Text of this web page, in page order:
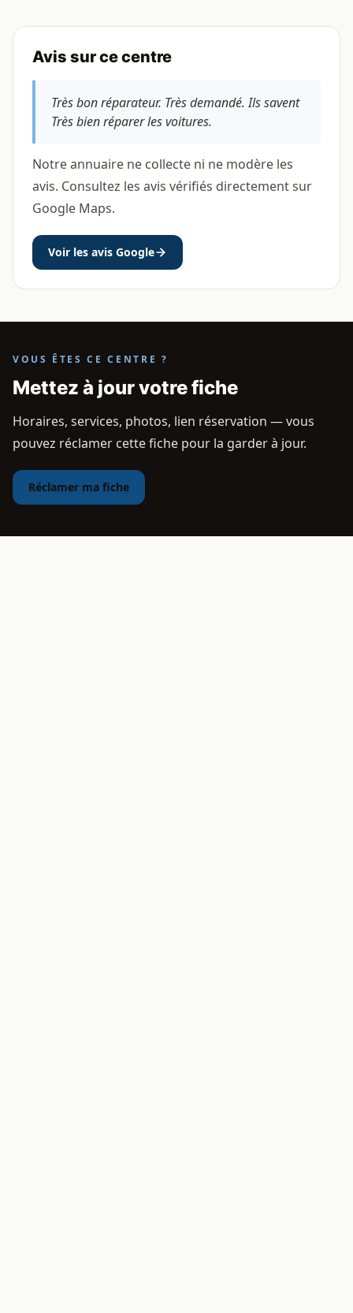
Avis sur ce centre
Très bon réparateur. Très demandé. Ils savent
Très bien réparer les voitures.
Notre annuaire ne collecte ni ne modère les
avis. Consultez les avis vérifiés directement sur
Google Maps.
Voir les avis Google
VOUS ÊTES CE CENTRE ?
Mettez à jour votre fiche
Horaires, services, photos, lien réservation — vous
pouvez réclamer cette fiche pour la garder à jour.
Réclamer ma fiche